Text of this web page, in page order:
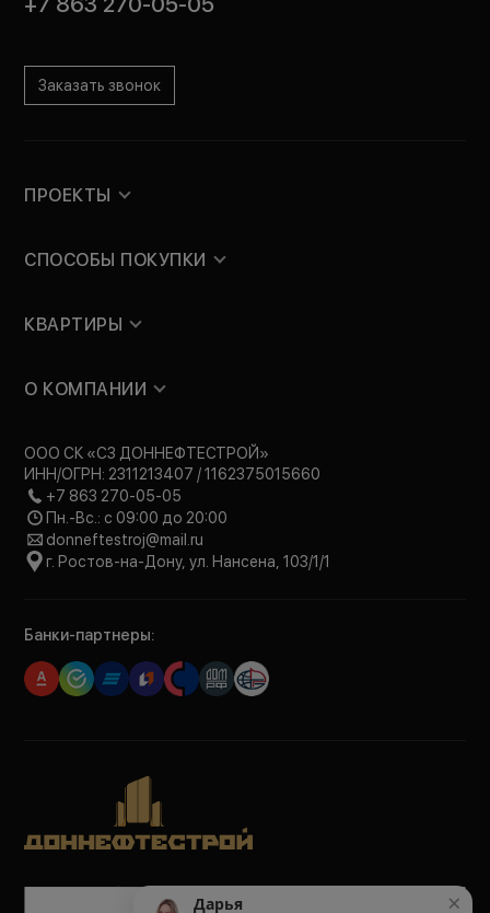
Заказать звонок
ПРОЕКТЫ
СПОСОБЫ ПОКУПКИ
КВАРТИРЫ
О КОМПАНИИ
ООО СК «СЗ ДОННЕФТЕСТРОЙ»
ИНН/ОГРН: 2311213407 / 1162375015660
+7 863 270-05-05
Пн.-Вс.: с 09:00 до 20:00
donneftestroj@mail.ru
г. Ростов-на-Дону, ул. Нансена, 103/1/1
Банки-партнеры:
×
Дарья